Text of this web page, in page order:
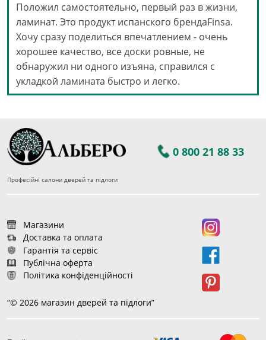
Положил самостоятельно, первый раз в жизни,
ламинат. Это продукт испанского брендаFinsa.
Хочу сразу поделиться впечатлением - очень
хорошее качество, все доски ровные, не
обнаружил ни одного изъяна, справился с
укладкой ламината быстро и легко.
0 800 21 88 33
Професійні салони дверей та підлоги
Магазини
Доставка та оплата
Гарантія та сервіс
Публічна оферта
Політика конфіденційності
“© 2026 магазин дверей та підлоги”